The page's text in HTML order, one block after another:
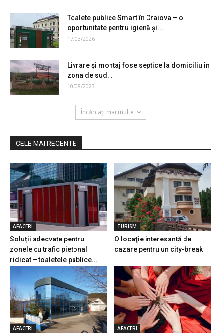
Toalete publice Smart în Craiova – o
oportunitate pentru igienă şi...
17/03/2026
Livrare şi montaj fose septice la domiciliu în
zona de sud...
10/08/2023
Încărcați mai multe
CELE MAI RECENTE
AFACERI
Soluții adecvate pentru
zonele cu trafic pietonal
ridicat – toaletele publice...
TURISM
O locaţie interesantă de
cazare pentru un city-break
AFACERI AFACERI